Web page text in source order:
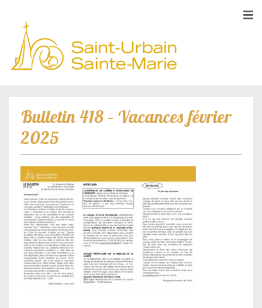
Bulletin 418 – Vacances février
2025